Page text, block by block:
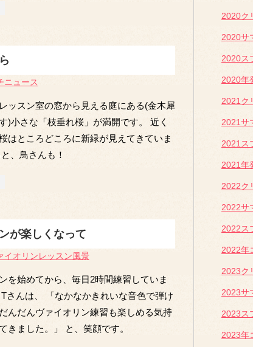
ニュース
ッスン室の窓から見える庭にある(金木犀
)小さな「枝垂れ桜」が満開です。 近く
はところどころに新緑が見えてきていま
、鳥さんも！
が楽しくなって
イオリンレッスン風景
を始めてから、毎日2時間練習していま
さんは、 「なかなかきれいな音色で弾け
んだんヴァイオリン練習も楽しめる気持
きました。」 と、笑顔です。
2020ク
2020サ
2020ス
2020年
2021ク
2021サ
2021ス
2021年
2022ク
2022サ
2022ス
2022年
2023ク
2023サ
2023ス
2023年